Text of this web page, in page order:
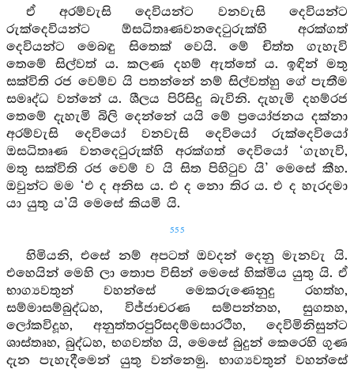
ඒ අරම්වැසි දෙවියන්ට වනවැසි දෙවියන්ට
රුක්දෙවියන්ට ඕසධිතෘණවනදෙටුරුක්හි අරක්ගත්
දෙවියන්ට මෙබඳු සිතෙක් වෙයි. මේ චිත්ත ගැහැවි
තෙමේ සිල්වත් ය. කලණ දහම් ඇත්තේ ය. ඉඳින් මතු
සක්විති රජ වෙම්ව යි පතන්නේ නම් සිල්වත්හු ගේ පැතීම
සමෘද්ධ වන්නේ ය. ශීලය පිරිසිදු බැවිනි. දැහැමි දහම්රජ
තෙමේ දැහැමි බිලි දෙන්නේ යයි මේ ප්‍රයෝජනය දක්නා
අරම්වැසි දෙවියෝ වනවැසි දෙවියෝ රුක්දෙවියෝ
ඔසධිතෘණ වනදෙටුරුක්හි අරක්ගත් දෙවියෝ ‘ගැහැවි,
මතු සක්විති රජ වෙම් ව යි සිත පිහිටුව යි’ මෙසේ කීහ.
ඔවුන්ට මම ‘එ ද අනිස ය. එ ද නො තිර ය. එ ද හැරදමා
යා යුතු ය’යි මෙසේ කියමි යි.
555
හිමියනි, එසේ නම් අපටත් ඔවදන් දෙනු මැනවැ යි.
එහෙයින් මෙහි ලා තොප විසින් මෙසේ හික්මිය යුතු යි. ඒ
භාග්‍යවතුන් වහන්සේ මෙකරුණෙනුදු රහත්හ,
සම්මාසම්බුද්ධහ, විජ්ජාචරණ සම්පන්නහ, සුගතහ,
ලෝකවිදූහ, අනුත්තරපුරිසදම්මසාරථීහ, දෙවිමිනිසුන්ට
ශාස්තෘහ, බුද්ධහ, භගවත්හ යි, මෙසේ බුදුන් කෙරෙහි ගුණ
දැන පැහැදීමෙන් යුතු වන්නෙමු. භාග්‍යවතුන් වහන්සේ